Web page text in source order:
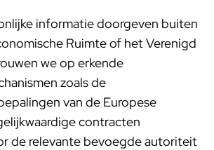
informatie doorgeven buiten
Ruimte of het Verenigd
we op erkende
zoals de
van de Europese
contracten
de relevante bevoegde autoriteit